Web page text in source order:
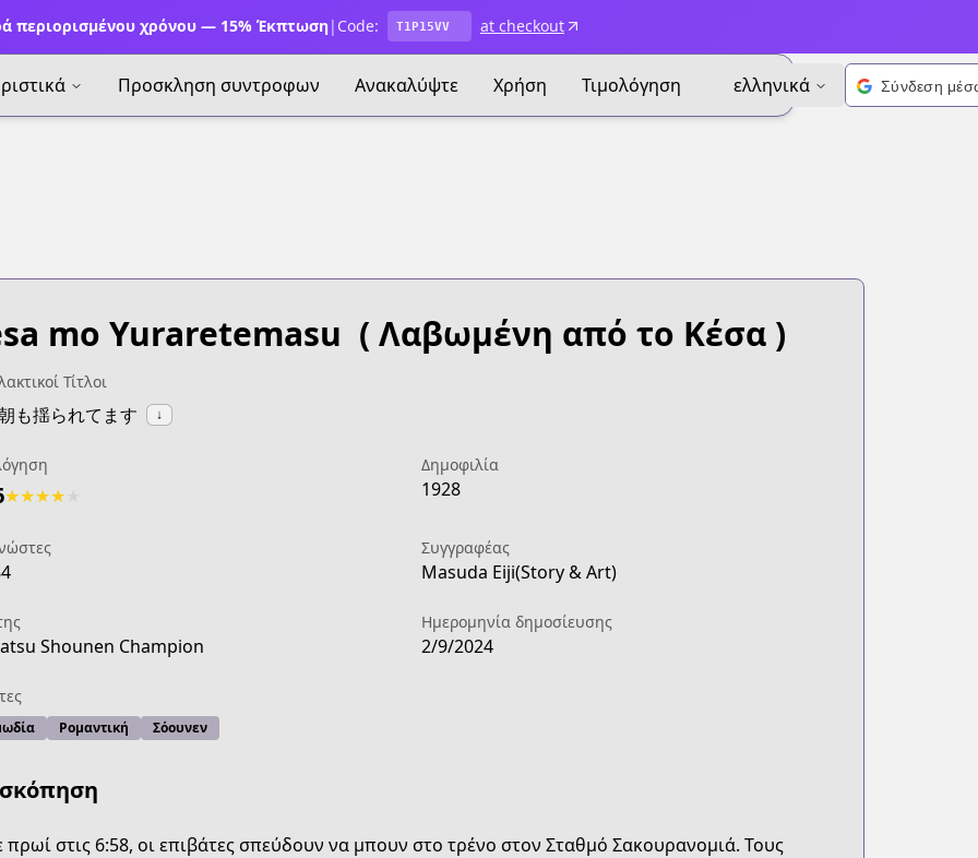
περιορισμένου χρόνου — 15% Έκπτωση| Code: T1P15VV at checkout
Προσκληση συντροφων Ανακαλύψτε Χρήση Τιμολόγηση ελληνικά
mo Yuraretemasu ( Λαβωμένη από το Κέσα )
Τίτλοι
も揺られてます ↓
★★★★
Δημοφιλία
1928
Συγγραφέας
Masuda Eiji(Story & Art)
Shounen Champion
Ημερομηνία δημοσίευσης
2/9/2024
Ρομαντική Σόουνεν
πρωί στις 6:58, οι επιβάτες σπεύδουν να μπουν στο τρένο στον Σταθμό Σακουρανομιά. Τους